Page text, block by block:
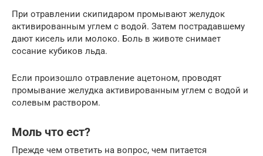
При отравлении скипидаром промывают желудок
активированным углем с водой. Затем пострадавшему
дают кисель или молоко. Боль в животе снимает
сосание кубиков льда.
Если произошло отравление ацетоном, проводят
промывание желудка активированным углем с водой и
солевым раствором.
Моль что ест?
Прежде чем ответить на вопрос, чем питается